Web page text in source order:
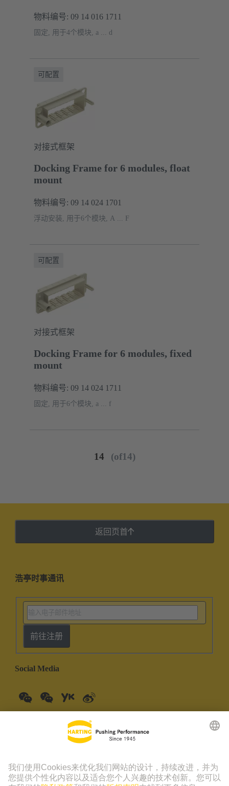
物料编号: 09 14 016 1711
固定, 用于4个模块, a ... d
可配置
对接式框架
Docking Frame for 6 modules, float
mount
物料编号: 09 14 024 1701
浮动安装, 用于6个模块, A ... F
可配置
对接式框架
Docking Frame for 6 modules, fixed
mount
物料编号: 09 14 024 1711
固定, 用于6个模块, a ... f
14 (of14)
返回页首
浩亭时事通讯
前往注册
Social Media